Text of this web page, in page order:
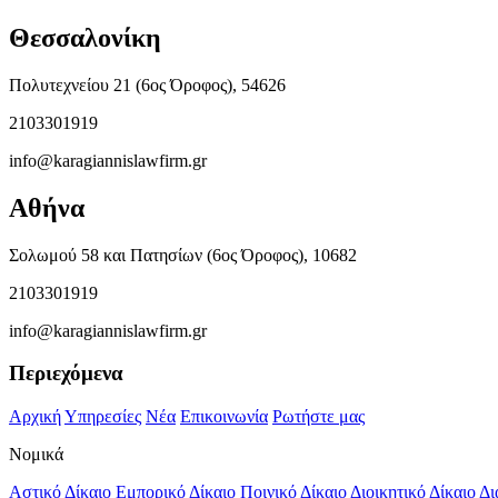
Θεσσαλονίκη
Πολυτεχνείου 21 (6ος Όροφος), 54626
2103301919
info@karagiannislawfirm.gr
Αθήνα
Σολωμού 58 και Πατησίων (6ος Όροφος), 10682
2103301919
info@karagiannislawfirm.gr
Περιεχόμενα
ΑρχικήΥπηρεσίες Νέα Επικοινωνία Ρωτήστε μας
Νομικά
Αστικό Δίκαιο Εμπορικό Δίκαιο Ποινικό Δίκαιο Διοικητικό Δίκαιο